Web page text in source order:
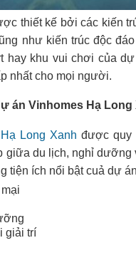
thiết kế bởi các kiến
như kiến trúc độc
hay khu vui chơi của
nhất cho mọi người.
án Vinhomes Hạ Long
Long Xanh được quy
giữa du lịch, nghỉ dưỡng
tiện ích nổi bật cuả dự
giải trí